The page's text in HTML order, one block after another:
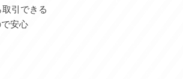
引できる
安心